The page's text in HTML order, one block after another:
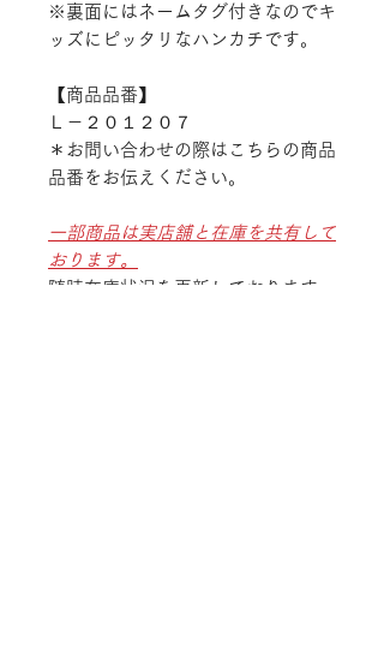
※裏面にはネームタグ付きなのでキ
ッズにピッタリなハンカチです。
【商品品番】
Ｌ－２０１２０７
＊お問い合わせの際はこちらの商品
品番をお伝えください。
一部商品は実店舗と在庫を共有して
おります。
随時在庫状況を更新しております